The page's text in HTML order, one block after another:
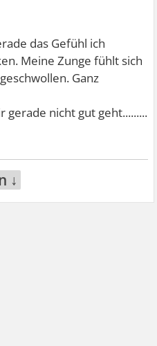
das Gefühl ich
Meine Zunge fühlt sich
Ganz
gerade nicht gut geht.........
↓